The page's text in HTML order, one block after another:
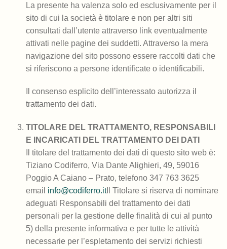
La presente ha valenza solo ed esclusivamente per il
sito di cui la società è titolare e non per altri siti
consultati dall’utente attraverso link eventualmente
attivati nelle pagine dei suddetti. Attraverso la mera
navigazione del sito possono essere raccolti dati che
si riferiscono a persone identificate o identificabili.
Il consenso esplicito dell’interessato autorizza il
trattamento dei dati.
TITOLARE DEL TRATTAMENTO, RESPONSABILI
E INCARICATI DEL TRATTAMENTO DEI DATI
Il titolare del trattamento dei dati di questo sito web è:
Tiziano Codiferro, Via Dante Alighieri, 49, 59016
Poggio A Caiano – Prato, telefono 347 763 3625
email info@codiferro.itIl Titolare si riserva di nominare
adeguati Responsabili del trattamento dei dati
personali per la gestione delle finalità di cui al punto
5) della presente informativa e per tutte le attività
necessarie per l’espletamento dei servizi richiesti